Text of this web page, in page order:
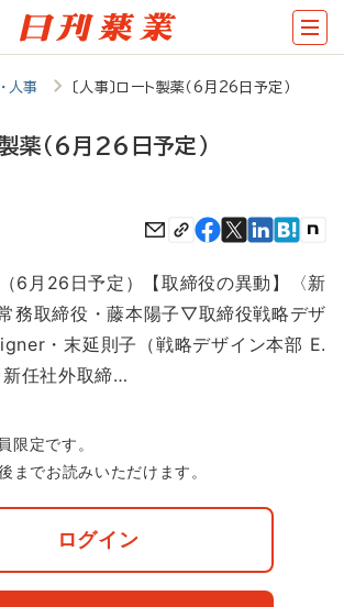
人事 〔人事〕ロート製薬（6月26日予定）
製薬（6月26日予定）
月26日予定）【取締役の異動】〈新
務取締役・藤本陽子▽取締役戦略デザ
・末延則子（戦略デザイン本部 E.
任社外取締…
限定です。
までお読みいただけます。
ログイン